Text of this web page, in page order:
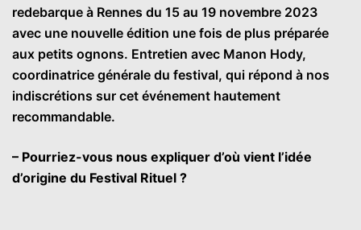
redebarque à Rennes du 15 au 19 novembre 2023
avec une nouvelle édition une fois de plus préparée
aux petits ognons. Entretien avec Manon Hody,
coordinatrice générale du festival, qui répond à nos
indiscrétions sur cet événement hautement
recommandable.
– Pourriez-vous nous expliquer d’où vient l’idée
d’origine du Festival Rituel ?